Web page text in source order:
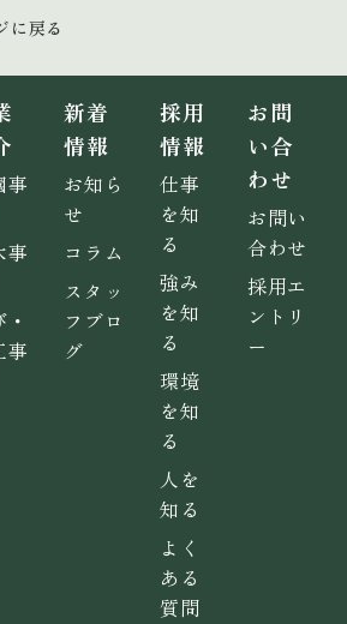
に戻る
事
事
事
新着
情報
お知ら
せ
コラム
スタッ
フブロ
グ
採用
情報
仕事
を知
る
強み
を知
る
環境
を知
る
人を
知る
よく
ある
質問
お問
い合
わせ
お問い
合わせ
採用エ
ントリ
ー